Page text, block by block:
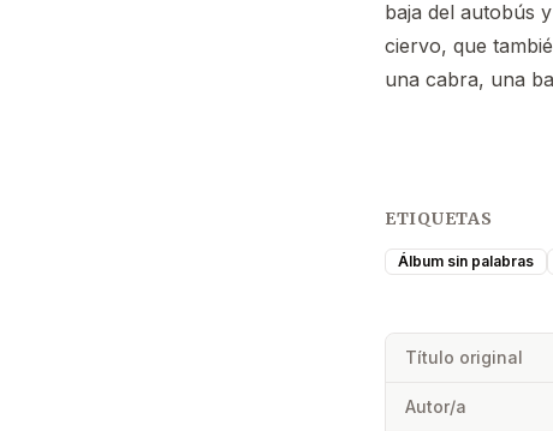
baja del autobús
ciervo, que
una cabra, una
ETIQUETAS
Álbum sin palabras
Título original
Autor/a